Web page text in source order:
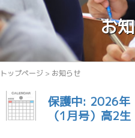
お
トップページ > お知らせ
保護中: 2026
（1月号）高2生